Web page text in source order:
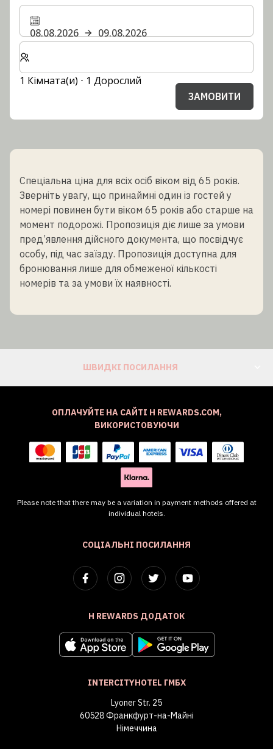
08.08.2026
09.08.2026
Виберіть кількість кімнат та гостей для вашого
1 Кімната(и) ⋅ 1 Дорослий
ЗАМОВИТИ
Спеціальна ціна для всіх осіб віком від 65 років.
Зверніть увагу, що принаймні один із гостей у
номері повинен бути віком 65 років або старше на
момент подорожі. Пропозиція діє лише за умови
пред’явлення дійсного документа, що посвідчує
особу, під час заїзду. Пропозиція доступна для
бронювання лише для обмеженої кількості
номерів та за умови їх наявності.
ШВИДКІ ПОСИЛАННЯ
СОЦІАЛЬНІ ПОСИЛАННЯ
H REWARDS ДОДАТОК
INTERCITYHOTEL ГМБХ
Lyoner Str. 25
60528 Франкфурт-на-Майні
Німеччина
ОПЛАЧУЙТЕ НА САЙТІ H REWARDS.COM,
ВИКОРИСТОВУЮЧИ
Please note that there may be a variation in payment methods offered at
individual hotels.